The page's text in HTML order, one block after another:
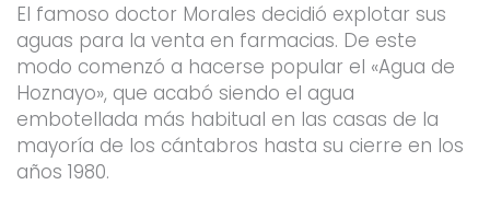
El famoso doctor Morales decidió explotar sus
aguas para la venta en farmacias. De este
modo comenzó a hacerse popular el «Agua de
Hoznayo», que acabó siendo el agua
embotellada más habitual en las casas de la
mayoría de los cántabros hasta su cierre en los
años 1980.